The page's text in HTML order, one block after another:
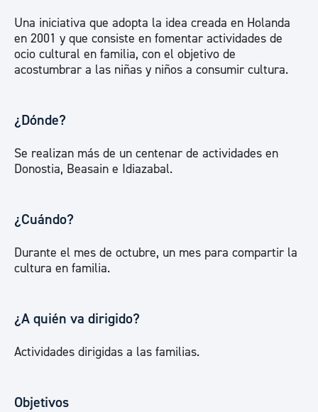
Una iniciativa que adopta la idea creada en Holanda
en 2001 y que consiste en fomentar actividades de
ocio cultural en familia, con el objetivo de
acostumbrar a las niñas y niños a consumir cultura.
¿Dónde?
Se realizan más de un centenar de actividades en
Donostia, Beasain e Idiazabal.
¿Cuándo?
Durante el mes de octubre, un mes para compartir la
cultura en familia.
¿A quién va dirigido?
Actividades dirigidas a las familias.
Objetivos